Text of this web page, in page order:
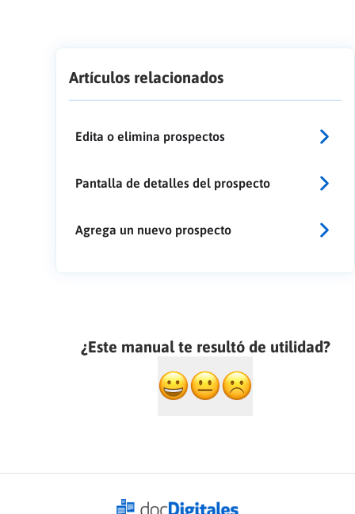
Artículos relacionados
Edita o elimina prospectos
Pantalla de detalles del prospecto
Agrega un nuevo prospecto
¿Este manual te resultó de utilidad?